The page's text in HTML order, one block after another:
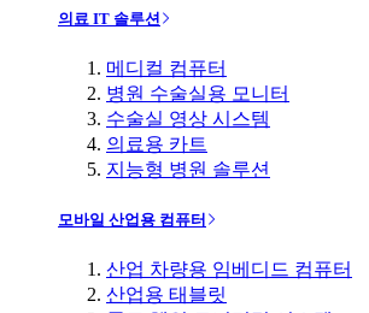
의료 IT 솔루션
메디컬 컴퓨터
병원 수술실용 모니터
수술실 영상 시스템
의료용 카트
지능형 병원 솔루션
모바일 산업용 컴퓨터
산업 차량용 임베디드 컴퓨터
산업용 태블릿